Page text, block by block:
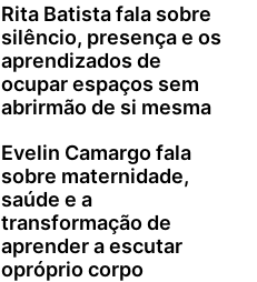
Rita Batista fala sobre
silêncio, presença e os
aprendizados de
ocupar espaços sem
abrirmão de si mesma
Evelin Camargo fala
sobre maternidade,
saúde e a
transformação de
aprender a escutar
opróprio corpo